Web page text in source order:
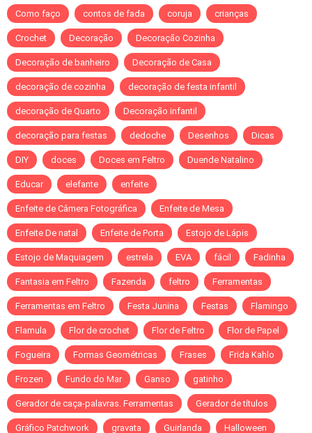
Como faço contos de fada coruja crianças
Crochet Decoração Decoração Cozinha
Decoração de banheiro Decoração de Casa
decoração de cozinha decoração de festa infantil
decoração de Quarto Decoração infantil
decoração para festas dedoche Desenhos Dicas
DIY doces Doces em Feltro Duende Natalino
Educar elefante enfeite
Enfeite de Câmera Fotográfica Enfeite de Mesa
Enfeite De natal Enfeite de Porta Estojo de Lápis
Estojo de Maquiagem estrela EVA fácil Fadinha
Fantasia em Feltro Fazenda feltro Ferramentas
Ferramentas em Feltro Festa Junina Festas Flamingo
Flamula Flor de crochet Flor de Feltro Flor de Papel
Fogueira Formas Geométricas Frases Frida Kahlo
Frozen Fundo do Mar Ganso gatinho
Gerador de caça-palavras. Ferramentas Gerador de títulos
Gráfico Patchwork gravata Guirlanda Halloween